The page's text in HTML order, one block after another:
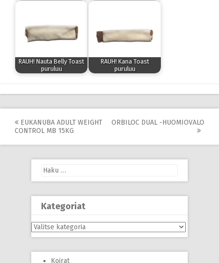
RAUH! Nauta Belly Toast
puruluu
RAUH! Kana Toast
puruluu
Post
EUKANUBA ADULT WEIGHT
CONTROL MB 15KG
ORBILOC DUAL -HUOMIOVALO
Haku:
Kategoriat
Kategoriat
Koirat